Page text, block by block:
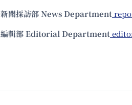
新聞採訪部 News Department
編輯部 Editorial Department